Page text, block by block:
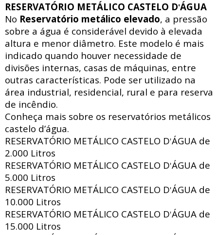
RESERVATÓRIO METÁLICO CASTELO D'ÁGUA
No Reservatório metálico elevado, a pressão
sobre a água é considerável devido à elevada
altura e menor diâmetro. Este modelo é mais
indicado quando houver necessidade de
divisões internas, casas de máquinas, entre
outras características. Pode ser utilizado na
área industrial, residencial, rural e para reserva
de incêndio.
Conheça mais sobre os reservatórios metálicos
castelo d’água.
RESERVATÓRIO METÁLICO CASTELO D'ÁGUA de
2.000 Litros
RESERVATÓRIO METÁLICO CASTELO D'ÁGUA de
5.000 Litros
RESERVATÓRIO METÁLICO CASTELO D'ÁGUA de
10.000 Litros
RESERVATÓRIO METÁLICO CASTELO D'ÁGUA de
15.000 Litros